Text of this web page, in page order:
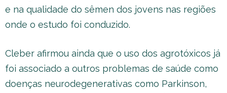
e na qualidade do sêmen dos jovens nas regiões
onde o estudo foi conduzido.
Cleber afirmou ainda que o uso dos agrotóxicos já
foi associado a outros problemas de saúde como
doenças neurodegenerativas como Parkinson,